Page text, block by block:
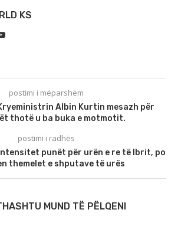
KS
postimi i mëparshëm
Albin Kurtin mesazh për
thotë u ba buka e motmotit.
postimi i radhës
punët për urën e re të Ibrit, po
themelet e shputave të urës
MUND TË PËLQENI